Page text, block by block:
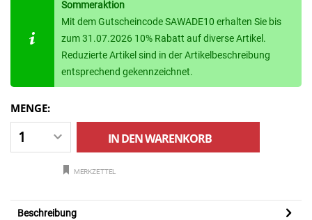
Sommeraktion
Mit dem Gutscheincode SAWADE10 erhalten Sie bis
zum 31.07.2026 10% Rabatt auf diverse Artikel.
Reduzierte Artikel sind in der Artikelbeschreibung
entsprechend gekennzeichnet.
MENGE:
IN DENWARENKORB
MERKZETTEL
Beschreibung